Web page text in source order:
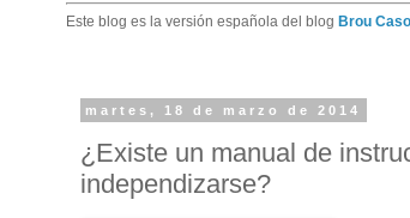
Este blog es la versión española del blog Brou
martes, 18 de marzo de 2014
¿Existe un manual de
independizarse?